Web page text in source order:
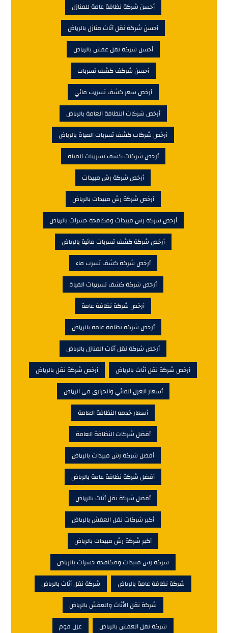
أحسن شركة نظافة عامة للمنازل
أحسن شركة نقل أثاث منازل بالرياض
أحسن شركة نقل عفش بالرياض
أحسن شركف كشف تسربات
أرخص سعر كشف تسريب مائي
أرخص شركات النظافة العامة بالرياض
أرخص شركات كشف تسربات المياة بالرياض
أرخص شركات كشف تسريبات المياة
أرخص شركة رش مبيدات
أرخص شركة رش مبيدات بالرياض
أرخص شركة رش مبيدات ومكافحة حشرات بالرياض
أرخص شركة كشف تسربات مائية بالرياض
أرخص شركة كشف تسرب ماء
أرخص شركة كشف تسريبات المياة
أرخص شركة نظافة عامة
أرخص شركة نظافة عامة بالرياض
أرخص شركة نقل أثاث المنازل بالرياض
أرخص شركة نقل أثاث بالرياض
أرخص شركة نقل بالرياض
أسعار العزل المائي والحرارى فى الرياض
أسعار خدمه النظافة العامة
أفضل شركات النظافة العامة
أفضل شركة رش مبيدات بالرياض
أفضل شركة نظافة عامة بالرياض
أفضل شركة نقل أثاث بالرياض
أكبر شركات نقل العفش بالرياض
أكبر شركة رش مبيدات بالرياض
شركة رش مبيدات ومكافحة حشرات بالرياض
شركة نظافة عامة بالرياض
شركة نقل أثاث بالرياض
شركة نقل الأثاث والعفش بالرياض
شركة نقل العفش بالرياض
عزل فوم